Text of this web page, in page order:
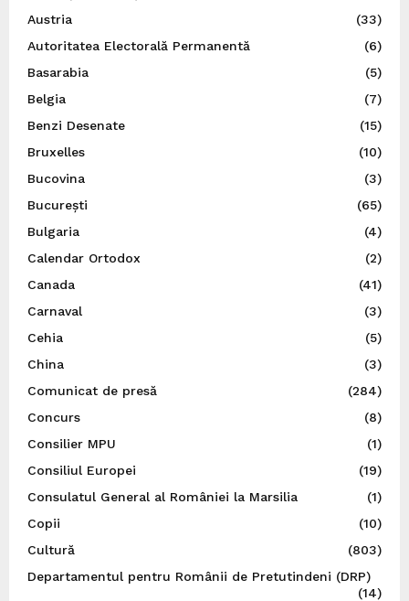
Austria
(33)
Autoritatea Electorală Permanentă
(6)
Basarabia
(5)
Belgia
(7)
Benzi Desenate
(15)
Bruxelles
(10)
Bucovina
(3)
București
(65)
Bulgaria
(4)
Calendar Ortodox
(2)
Canada
(41)
Carnaval
(3)
Cehia
(5)
China
(3)
Comunicat de presă
(284)
Concurs
(8)
Consilier MPU
(1)
Consiliul Europei
(19)
Consulatul General al României la Marsilia
(1)
Copii
(10)
Cultură
(803)
Departamentul pentru Românii de Pretutindeni (DRP)
(14)